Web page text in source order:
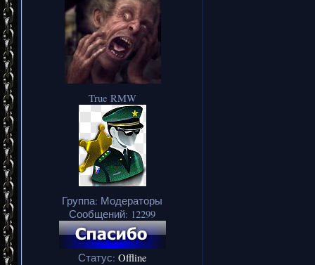
True RMW
Группа: Модераторы
Сообщений: 12299
Статус: Offline